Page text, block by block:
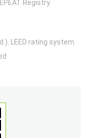
Registry.
LEED rating system.